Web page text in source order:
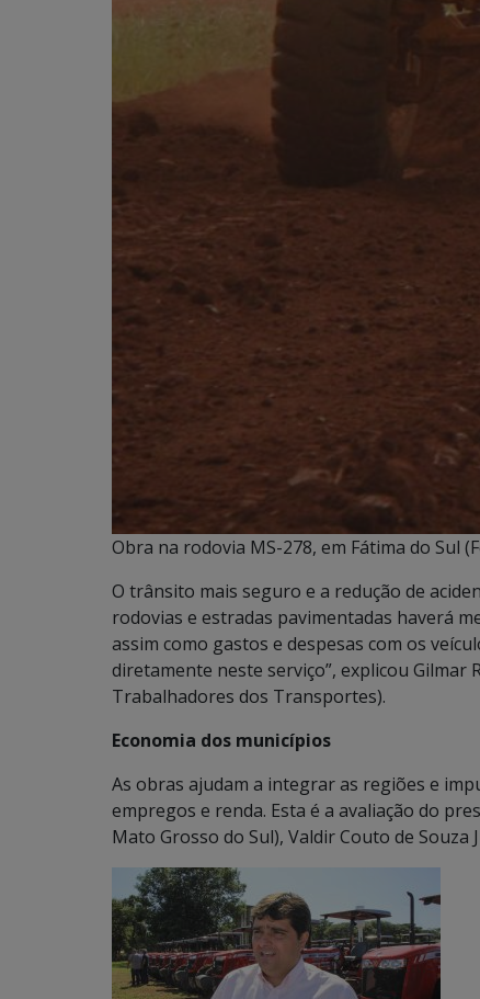
Obra na rodovia MS-278, em Fátima do Sul
O trânsito mais seguro e a redução de
rodovias e estradas pavimentadas haverá
assim como gastos e despesas com os
diretamente neste serviço”, explicou Gilmar
Trabalhadores dos Transportes).
Economia dos municípios
As obras ajudam a integrar as regiões e
empregos e renda. Esta é a avaliação do
Mato Grosso do Sul), Valdir Couto de